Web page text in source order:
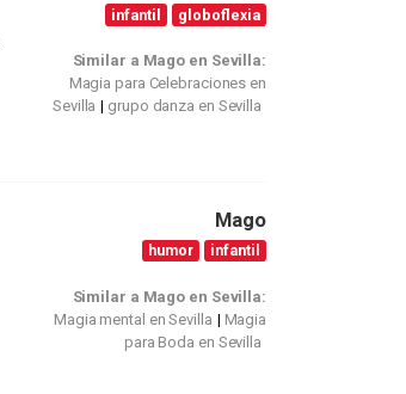
infantil globoflexia
Similar a Mago en Sevilla:
Magia para Celebraciones en
Sevilla
grupo danza en Sevilla
Mago
humor infantil
Similar a Mago en Sevilla:
Magia mental en Sevilla
Magia
para Boda en Sevilla